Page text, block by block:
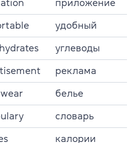
приложение
удобный
углеводы
реклама
белье
словарь
калории